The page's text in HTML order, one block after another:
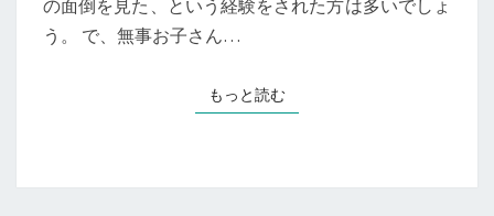
ト
し
の面倒を見た、という経験をされた方は多いでしょ
う。 で、無事お子さん…
もっと読むもっと読む